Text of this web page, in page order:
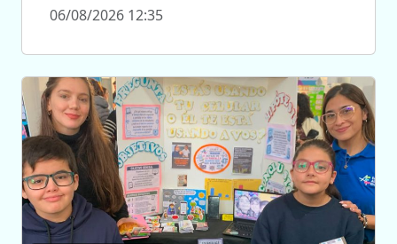
06/08/2026 12:35